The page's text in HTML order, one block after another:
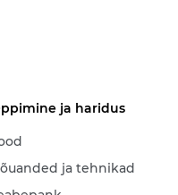
ja haridus
ja tehnikad